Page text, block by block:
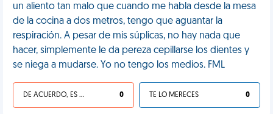
un aliento tan malo que cuando me habla desde la mesa
de la cocina a dos metros, tengo que aguantar la
respiración. A pesar de mis súplicas, no hay nada que
hacer, simplemente le da pereza cepillarse los dientes y
se niega a mudarse. Yo no tengo los medios. FML
DE ACUERDO, ES UNA VIDA HP 0 TE LO MERECES 0